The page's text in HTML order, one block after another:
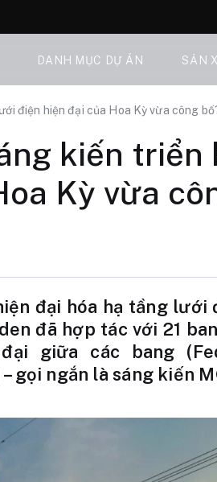
DANH MỤC DỰ ÁN SẢN
điện hiện đại của Hoa Kỳ vừa công
kiến
Kỳ vừa
đại hóa hạ tầng lưới
đã hợp tác với 21
giữa các bang
gọi ngắn là sáng kiến